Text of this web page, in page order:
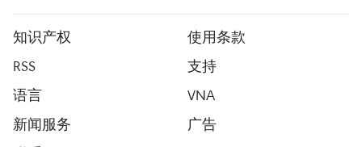
知识产权
使用条款
RSS
支持
语言
VNA
新闻服务
广告